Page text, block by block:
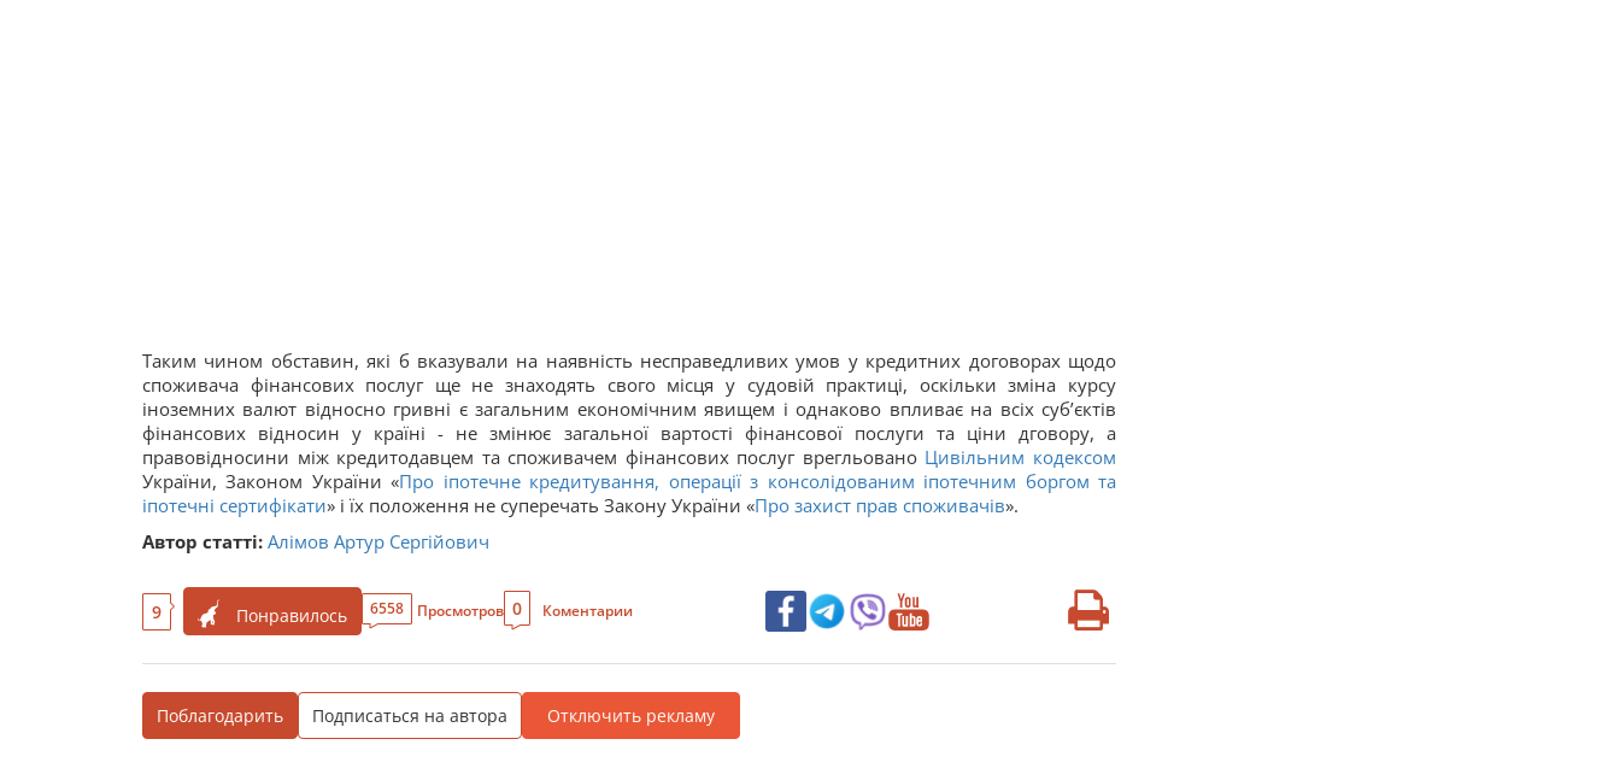
Таким чином обставин, які б вказували на наявність несправедливих умов у кредитних договорах щодо
споживача фінансових послуг ще не знаходять свого місця у судовій практиці, оскільки зміна курсу
іноземних валют відносно гривні є загальним економічним явищем і однаково впливає на всіх суб’єктів
фінансових відносин у країні - не змінює загальної вартості фінансової послуги та ціни дговору, а
правовідносини між кредитодавцем та споживачем фінансових послуг врегльовано Цивільним кодексом
України, Законом України «Про іпотечне кредитування, операції з консолідованим іпотечним боргом та
іпотечні сертифікати» і їх положення не суперечать Закону України «Про захист прав споживачів».
Автор статті: Алімов Артур Сергійович
9 Понравилось 6558 Просмотров 0 Коментарии
Поблагодарить Подписаться на автора Отключить рекламу